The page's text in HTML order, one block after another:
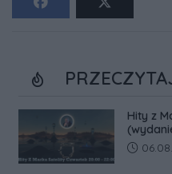
Hity z
Data